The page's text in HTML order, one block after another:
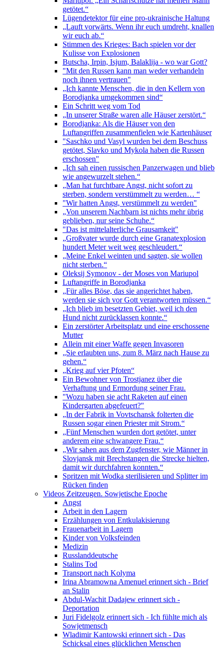
getötet.“
Lügendetektor für eine pro-ukrainische Haltung
„Lauft vorwärts. Wenn ihr euch umdreht, knallen
wir euch ab.“
Stimmen des Krieges: Bach spielen vor der
Kulisse von Explosionen
Butscha, Irpin, Isjum, Balaklija - wo war Gott?
"Mit den Russen kann man weder verhandeln
noch ihnen vertrauen"
„Ich kannte Menschen, die in den Kellern von
Borodjanka umgekommen sind“
Ein Schritt weg vom Tod
„In unserer Straße waren alle Häuser zerstört.“
Borodjanka: Als die Häuser von den
Luftangriffen zusammenfielen wie Kartenhäuser
"Saschko und Vasyl wurden bei dem Beschuss
getötet, Slavko und Mykola haben die Russen
erschossen"
„Ich sah einen russischen Panzerwagen und blieb
wie angewurzelt stehen.“
„Man hat furchtbare Angst, nicht sofort zu
sterben, sondern verstümmelt zu werden… “
"Wir hatten Angst, verstümmelt zu werden"
„Von unserem Nachbarn ist nichts mehr übrig
geblieben, nur seine Schuhe.“
"Das ist mittelalterliche Grausamkeit"
„Großvater wurde durch eine Granatexplosion
hundert Meter weit weg geschleudert.“
„Meine Enkel weinten und sagten, sie wollen
nicht sterben.“
Oleksij Symonov - der Moses von Mariupol
Luftangriffe in Borodjanka
„Für alles Böse, das sie angerichtet haben,
werden sie sich vor Gott verantworten müssen.“
„Ich blieb im besetzten Gebiet, weil ich den
Hund nicht zurücklassen konnte.“
Ein zerstörter Arbeitsplatz und eine erschossene
Mutter
Allein mit einer Waffe gegen Invasoren
„Sie erlaubten uns, zum 8. März nach Hause zu
gehen.“
„Krieg auf vier Pfoten“
Ein Bewohner von Trostjanez über die
Verhaftung und Ermordung seiner Frau.
"Wozu haben sie acht Raketen auf einen
Kindergarten abgefeuert?"
„In der Fabrik in Vovtschansk folterten die
Russen sogar einen Priester mit Strom.“
„Fünf Menschen wurden dort getötet, unter
anderem eine schwangere Frau.“
„Wir sahen aus dem Zugfenster, wie Männer in
Slovjansk mit Brechstangen die Strecke hielten,
damit wir durchfahren konnten.“
Spritzen mit Wodka sterilisieren und Splitter im
Rücken finden
Videos Zeitzeugen. Sowjetische Epoche
Angst
Arbeit in den Lagern
Erzählungen von Entkulakisierung
Frauenarbeit in Lagern
Kinder von Volksfeinden
Medizin
Russlanddeutsche
Stalins Tod
Transport nach Kolyma
Irina Abramowna Amenuel erinnert sich - Brief
an Stalin
Abdul-Wachit Dadajew erinnert sich -
Deportation
Juri Fidelgolz erinnert sich - Ich fühlte mich als
Sowjetmensch
Wladimir Kantowski erinnert sich - Das
Schicksal eines glücklichen Menschen